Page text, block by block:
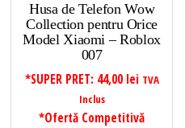
Husa de Telefon Wow
Collection pentru Orice
Model Xiaomi – Roblox
007
*SUPER PRET: 44,00 lei TVA
Inclus
*Ofertă Competitivă